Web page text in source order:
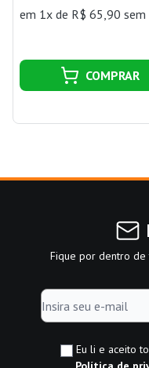
em 1x de R$ 65,90 sem
COMPRAR
Fique por dentro de
Eu li e aceito